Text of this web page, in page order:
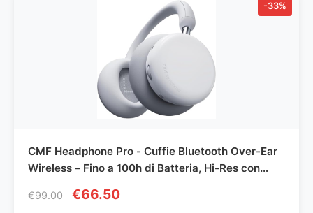
-33%
CMF Headphone Pro - Cuffie Bluetooth Over-Ear
Wireless – Fino a 100h di Batteria, Hi-Res con
del Rumore – Grigio Chiaro
€99.00 €66.50